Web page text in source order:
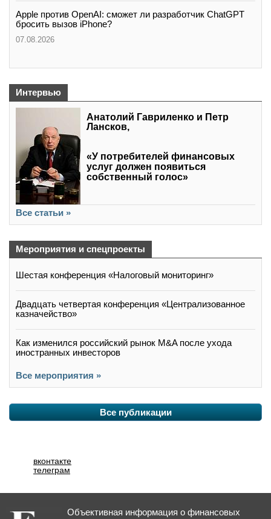
Apple против OpenAI: сможет ли разработчик ChatGPT
бросить вызов iPhone?
07.08.2026
Интервью
Анатолий Гавриленко и Петр
Лансков,
«У потребителей финансовых
услуг должен появиться
собственный голос»
Все статьи »
Мероприятия и спецпроекты
Шестая конференция «Налоговый мониторинг»
Двадцать четвертая конференция «Централизованное
казначейство»
Как изменился российский рынок M&A после ухода
иностранных инвесторов
Все мероприятия »
Все публикации
вконтакте
телеграм
Объективная информация о финансовых